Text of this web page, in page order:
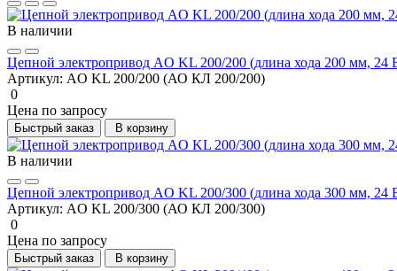
В наличии
Цепной электропривод AO KL 200/200 (длина хода 200 мм, 24
Артикул: AO KL 200/200 (АО КЛ 200/200)
0
Цена по запросу
Быстрый заказ В корзину
В наличии
Цепной электропривод AO KL 200/300 (длина хода 300 мм, 24
Артикул: AO KL 200/300 (АО КЛ 200/300)
0
Цена по запросу
Быстрый заказ В корзину